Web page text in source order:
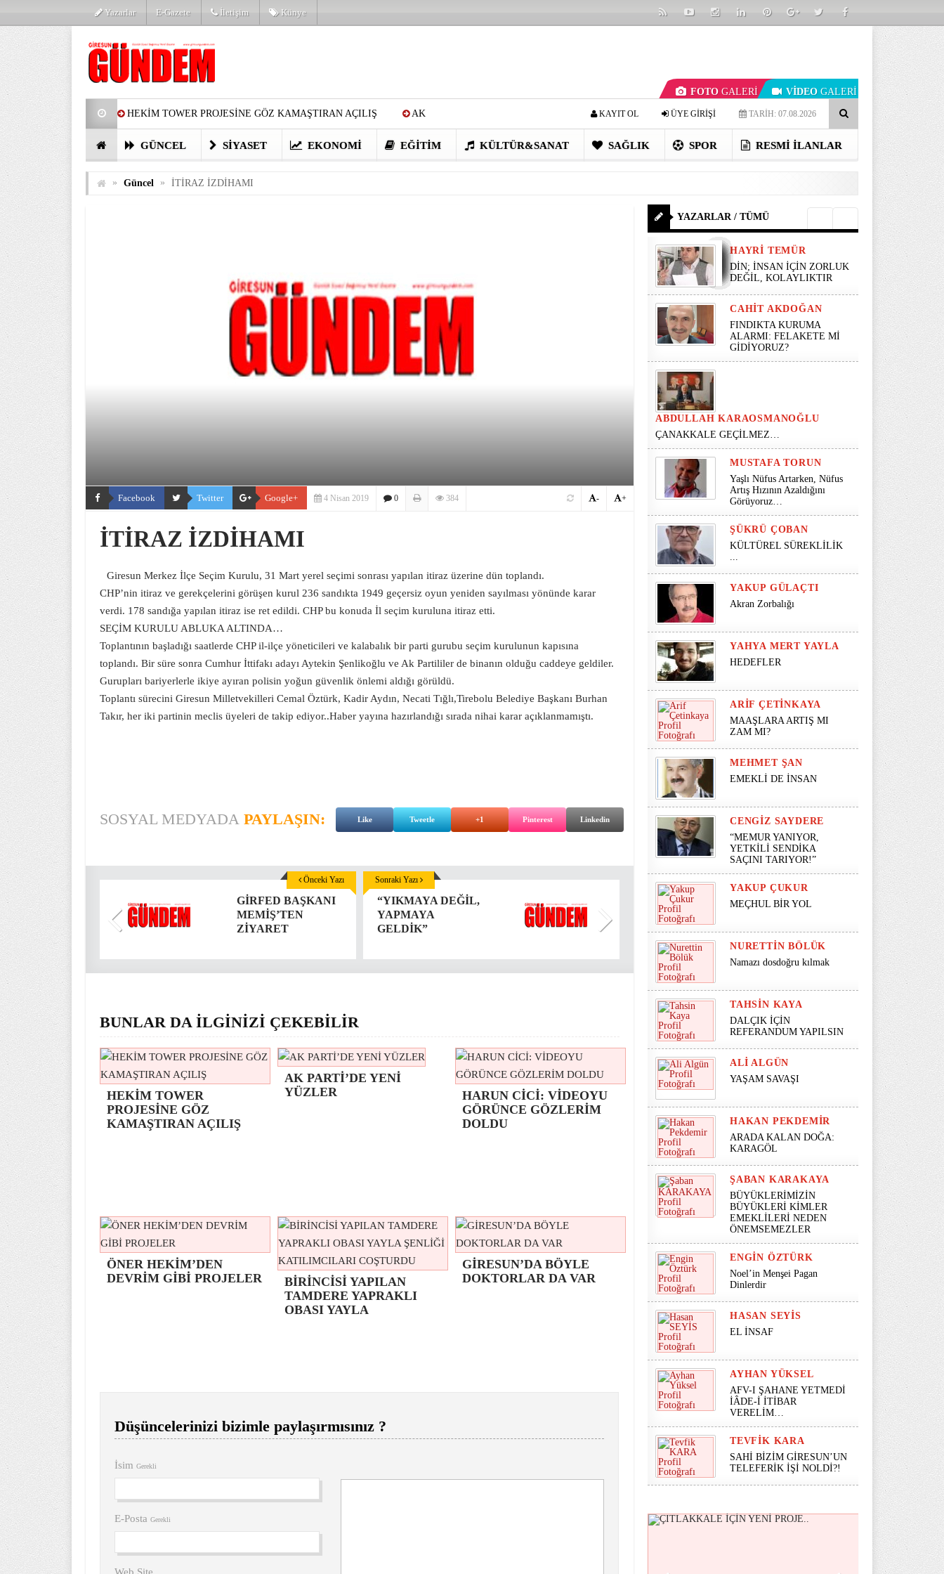
Yazarlar E-Gazete İletişim Künye
FOTO GALERİ VİDEO GALERİ
HEKİM TOWER PROJESİNE GÖZ KAMAŞTIRAN AÇILIŞ AK
PARTİ’DE YENİ YÜZLER HARUN CİCİ: VİDEOYU GÖRÜNCE
TARİH: 07.08.2026
ÜYE GİRİŞİ
KAYIT OL
GÜNCEL SIYASET EKONOMI EĞITIM KÜLTÜR&SANAT SAĞLIK SPOR RESMI İLANLAR
» Güncel » İTİRAZ İZDİHAMI
Facebook Twitter Google+ 4 Nisan 2019 0 384 +
-
İTİRAZ İZDİHAMI
Giresun Merkez İlçe Seçim Kurulu, 31 Mart yerel seçimi sonrası yapılan itiraz üzerine dün toplandı.
CHP’nin itiraz ve gerekçelerini görüşen kurul 236 sandıkta 1949 geçersiz oyun yeniden sayılması yönünde karar
verdi. 178 sandığa yapılan itiraz ise ret edildi. CHP bu konuda İl seçim kuruluna itiraz etti.
SEÇİM KURULU ABLUKA ALTINDA…
Toplantının başladığı saatlerde CHP il-ilçe yöneticileri ve kalabalık bir parti gurubu seçim kurulunun kapısına
toplandı. Bir süre sonra Cumhur İttifakı adayı Aytekin Şenlikoğlu ve Ak Partililer de binanın olduğu caddeye geldiler.
Gurupları bariyerlerle ikiye ayıran polisin yoğun güvenlik önlemi aldığı görüldü.
Toplantı sürecini Giresun Milletvekilleri Cemal Öztürk, Kadir Aydın, Necati Tığlı,Tirebolu Belediye Başkanı Burhan
Takır, her iki partinin meclis üyeleri de takip ediyor..Haber yayına hazırlandığı sırada nihai karar açıklanmamıştı.
SOSYAL MEDYADA PAYLAŞIN: Like Tweetle +1 Pinterest Linkedin
GİRFED BAŞKANI
MEMİŞ’TEN
ZİYARET
Önceki Yazı
“YIKMAYA DEĞİL,
YAPMAYA
GELDİK”
Sonraki Yazı
BUNLAR DA İLGİNİZİ ÇEKEBİLİR
HEKİM TOWER
PROJESİNE GÖZ
KAMAŞTIRAN AÇILIŞ
AK PARTİ’DE YENİ
YÜZLER
HARUN CİCİ: VİDEOYU
GÖRÜNCE GÖZLERİM
DOLDU
ÖNER HEKİM’DEN
DEVRİM GİBİ PROJELER
BİRİNCİSİ YAPILAN
TAMDERE YAPRAKLI
OBASI YAYLA
GİRESUN’DA BÖYLE
DOKTORLAR DA VAR
Düşüncelerinizi bizimle paylaşırmısınız ?
İsim Gerekli
E-Posta Gerekli
YAZARLAR / TÜMÜ
HAYRI TEMÜR
DİN; İNSAN İÇİN ZORLUK
DEĞİL, KOLAYLIKTIR
CAHIT AKDOĞAN
FINDIKTA KURUMA
ALARMI: FELAKETE Mİ
GİDİYORUZ?
ABDULLAH KARAOSMANOĞLU
ÇANAKKALE GEÇİLMEZ…
MUSTAFA TORUN
Yaşlı Nüfus Artarken, Nüfus
Artış Hızının Azaldığını
Görüyoruz…
ŞÜKRÜ ÇOBAN
KÜLTÜREL SÜREKLİLİK
...
YAKUP GÜLAÇTI
Akran Zorbalığı
YAHYA MERT YAYLA
HEDEFLER
ARIF ÇETINKAYA
MAAŞLARA ARTIŞ MI
ZAM MI?
MEHMET ŞAN
EMEKLİ DE İNSAN
CENGIZ SAYDERE
“MEMUR YANIYOR,
YETKİLİ SENDİKA
SAÇINI TARIYOR!”
YAKUP ÇUKUR
MEÇHUL BİR YOL
NURETTIN BÖLÜK
Namazı dosdoğru kılmak
TAHSIN KAYA
DALÇIK İÇİN
REFERANDUM YAPILSIN
ALI ALGÜN
YAŞAM SAVAŞI
HAKAN PEKDEMIR
ARADA KALAN DOĞA:
KARAGÖL
ŞABAN KARAKAYA
BÜYÜKLERİMİZİN
BÜYÜKLERİ KİMLER
EMEKLİLERİ NEDEN
ÖNEMSEMEZLER
ENGIN ÖZTÜRK
Noel’in Menşei Pagan
Dinlerdir
HASAN SEYİS
EL İNSAF
AYHAN YÜKSEL
AFV-I ŞAHANE YETMEDİ
İÂDE-İ İTİBAR
VERELİM…
TEVFIK KARA
SAHİ BİZİM GİRESUN’UN
TELEFERİK İŞİ NOLDİ?!